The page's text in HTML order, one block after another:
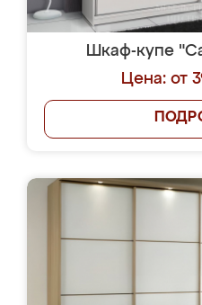
Шкаф-купе
Цена: от